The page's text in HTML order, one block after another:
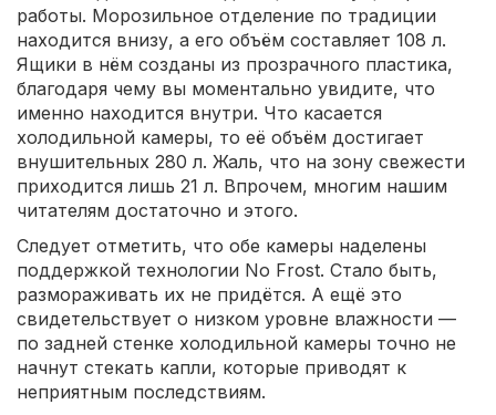
работы. Морозильное отделение по традиции
находится внизу, а его объём составляет 108 л.
Ящики в нём созданы из прозрачного пластика,
благодаря чему вы моментально увидите, что
именно находится внутри. Что касается
холодильной камеры, то её объём достигает
внушительных 280 л. Жаль, что на зону свежести
приходится лишь 21 л. Впрочем, многим нашим
читателям достаточно и этого.
Следует отметить, что обе камеры наделены
поддержкой технологии No Frost. Стало быть,
размораживать их не придётся. А ещё это
свидетельствует о низком уровне влажности —
по задней стенке холодильной камеры точно не
начнут стекать капли, которые приводят к
неприятным последствиям.